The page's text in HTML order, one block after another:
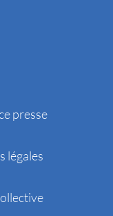
presse
légales